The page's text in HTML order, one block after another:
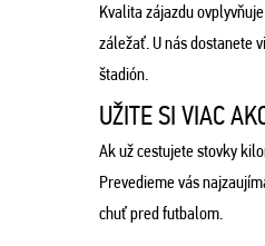
Kvalita zájazdu
záležať. U nás dostanete
štadión.
UŽITE SI VIAC
Ak už cestujete stovky
Prevedieme vás
chuť pred futbalom.